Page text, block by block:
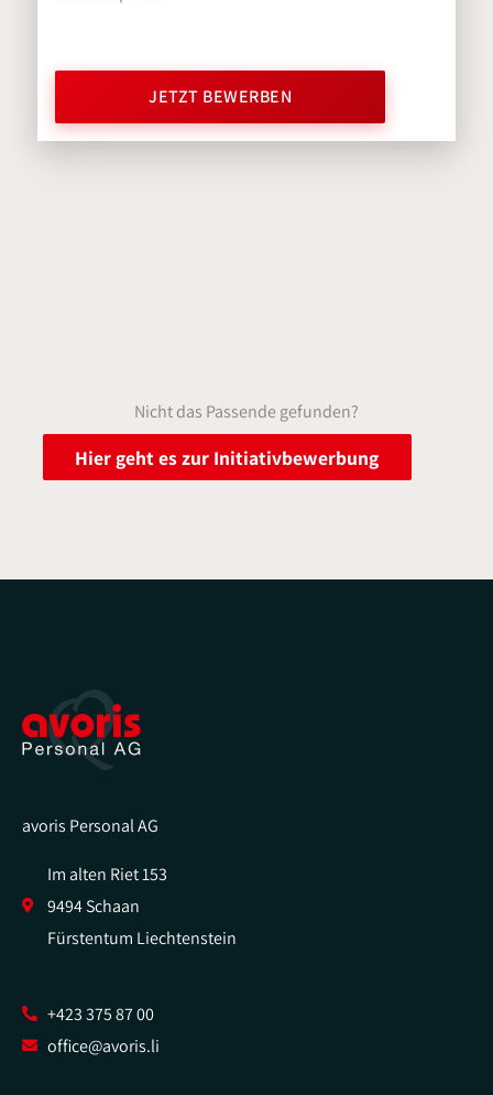
JETZT BEWERBEN
Nicht das Passende gefunden?
Hier geht es zur Initiativbewerbung
avoris Personal AG
Im alten Riet 153
9494 Schaan
Fürstentum Liechtenstein
+423 375 87 00
office@avoris.li